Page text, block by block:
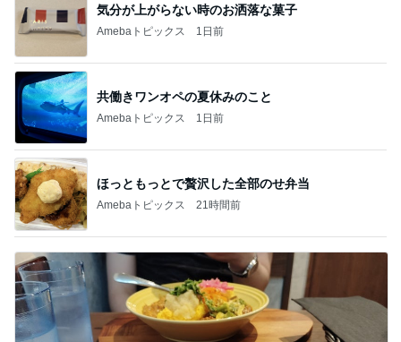
気分が上がらない時のお洒落な菓子
Amebaトピックス 1日前
共働きワンオペの夏休みのこと
Amebaトピックス 1日前
ほっともっとで贅沢した全部のせ弁当
Amebaトピックス 21時間前